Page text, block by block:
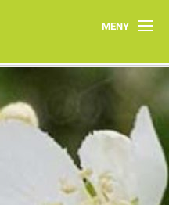
MENY
Aktuellt
Handla miljövänligt
Våra torp
Vår natur